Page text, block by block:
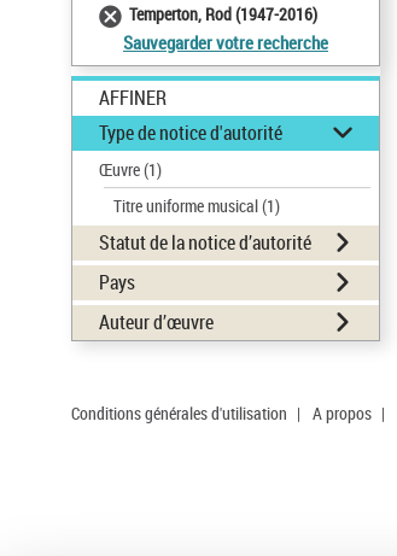
Temperton, Rod (1947-2016)
Sauvegarder votre recherche
AFFINER
Type de notice d'autorité
Œuvre(1)
Titre uniforme musical(1)
Statut de la notice d’autorité
Pays
Auteur d’œuvre
Conditions générales d'utilisation | A propos |